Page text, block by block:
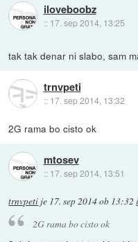
iloveboobz
:: 17. sep 2014, 13:25
tak tak denar ni slabo, sam
trnvpeti
:: 17. sep 2014, 13:32
2G rama bo cisto ok
mtosev
:: 17. sep 2014, 13:51
trnvpeti je 17. sep 2014 ob 13:32
2G rama bo cisto ok